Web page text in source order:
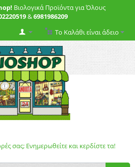
Βιολογικά Προϊόντα για Όλους
&6981986209
Το Καλάθι είναι άδειο
σας; Ενημερωθείτε και κερδίστε τα!